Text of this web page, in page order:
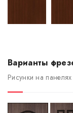
Варианты
Рисунки на панелях